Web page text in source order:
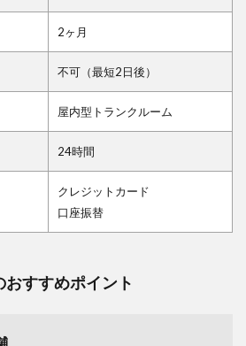
2ヶ月
不可（最短2日後）
屋内型トランクルーム
24時間
クレジットカード
口座振替
すすめポイント